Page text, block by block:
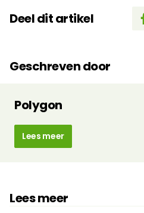
Deel dit artikel
Geschreven door
Polygon
Lees meer
Lees meer